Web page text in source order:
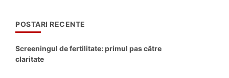
POSTARI RECENTE
Screeningul de fertilitate: primul pas către
claritate